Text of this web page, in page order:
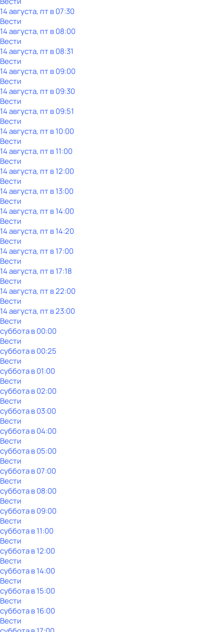
14 августа, пт в 07:30
Вести
14 августа, пт в 08:00
Вести
14 августа, пт в 08:31
Вести
14 августа, пт в 09:00
Вести
14 августа, пт в 09:30
Вести
14 августа, пт в 09:51
Вести
14 августа, пт в 10:00
Вести
14 августа, пт в 11:00
Вести
14 августа, пт в 12:00
Вести
14 августа, пт в 13:00
Вести
14 августа, пт в 14:00
Вести
14 августа, пт в 14:20
Вести
14 августа, пт в 17:00
Вести
14 августа, пт в 17:18
Вести
14 августа, пт в 22:00
Вести
14 августа, пт в 23:00
Вести
субботав00:00
Вести
субботав00:25
Вести
субботав01:00
Вести
субботав02:00
Вести
субботав03:00
Вести
субботав04:00
Вести
субботав05:00
Вести
субботав07:00
Вести
субботав08:00
Вести
субботав09:00
Вести
субботав11:00
Вести
субботав12:00
Вести
субботав14:00
Вести
субботав15:00
Вести
субботав16:00
Вести